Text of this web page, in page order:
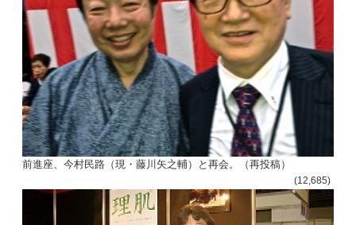
前進座、今村民路（現・藤川矢之輔）と再会。（再投稿）
(12,685)